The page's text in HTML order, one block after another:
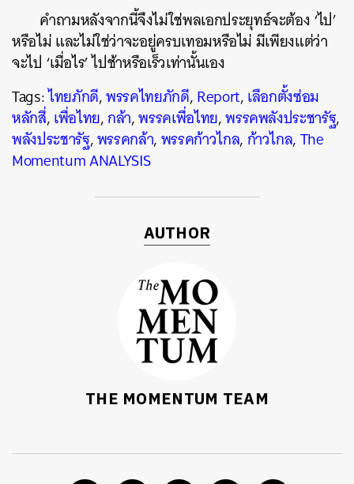
คำถามหลังจากนี้จึงไม่ใช่พลเอกประยุทธ์จะต้อง‘ไป’
หรือไม่ และไม่ใช่ว่าจะอยู่ครบเทอมหรือไม่ มีเพียงแต่ว่า
จะไป ‘เมื่อไร’ไปช้าหรือเร็วเท่านั้นเอง
Tags:ไทยภักดี,พรรคไทยภักดี,Report,เลือกตั้งซ่อม
หลักสี่,เพื่อไทย,กล้า,พรรคเพื่อไทย,พรรคพลังประชารัฐ,
พลังประชารัฐ,พรรคกล้า,พรรคก้าวไกล,ก้าวไกล,The
Momentum ANALYSIS
AUTHOR
THE MOMENTUM TEAM